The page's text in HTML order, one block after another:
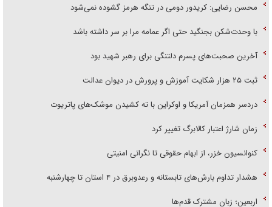
محسن رضایی: کریدور دومی در تنگه هرمز گشوده نمی‌شود
با وحدت‌شکن بجنگید حتی اگر عمامه مرا بر سر داشته باشد
آخرین صحبت‌های پسرم دلتنگی برای رهبر شهید بود
ثبت ۲۵ هزار شکایت آموزش و پرورش در دیوان عدالت
دردسر همزمان آمریکا و اوکراین با ته کشیدن موشک‌های پاتریوت
زمان شارژ اعتبار کالابرگ تغییر کرد
کنوانسیون خزر، از ابهام حقوقی تا نگرانی امنیتی
هشدار تداوم بارش‌های تابستانه و رعدوبرق در ۴ استان تا چهارشنبه
اربعین؛ زبان مشترک قدم‌ها